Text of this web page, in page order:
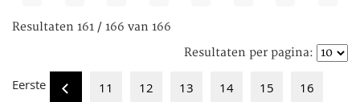
Resultaten 161 / 166 van 166
Resultaten per pagina:
Eerste 11 12 13 14 15
16